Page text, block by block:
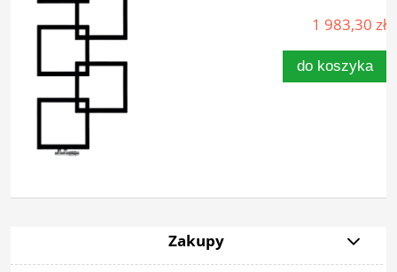
1 983,30 zł
do koszyka
Zakupy